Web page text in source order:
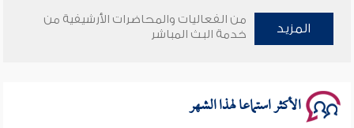
سلسلة محاضرات نفحات رمضانية 1444هـ
المزيد
من الفعاليات والمحاضرات الأرشيفية من
خدمة البث المباشر
الأكثر استماعا لهذا الشهر